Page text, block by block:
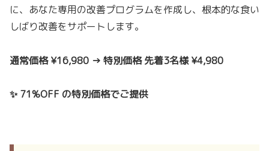
に、あなた専用の改善プログラムを作成し、根本的な食い
しばり改善をサポートします。
通常価格 ¥16,980 → 特別価格 先着3名様 ¥4,980
✨ 71%OFF の特別価格でご提供